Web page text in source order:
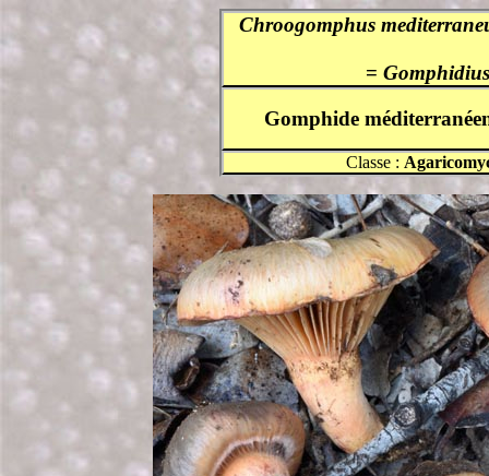
Chroogomphus
=
Gomphide
Classe :